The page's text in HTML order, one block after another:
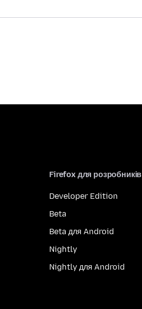
Firefox для розробників
Developer Edition
Beta
Beta для Android
Nightly
Nightly для Android